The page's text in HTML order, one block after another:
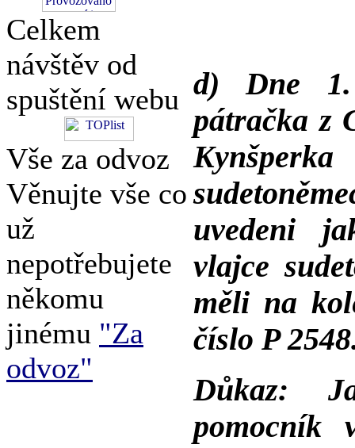
Celkem
návštěv od
spuštění webu
Vše za odvoz
Věnujte vše co
už
nepotřebujete
někomu
jinému "Za
odvoz"
d) Dne 1.
pátračka z
uvedeni
vlajce
měli na
číslo P
Důkaz:
pomocník